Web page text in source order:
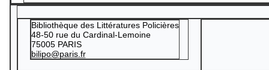
Bibliothèque des Littératures Policières
48-50 rue du Cardinal-Lemoine
75005 PARIS
bilipo@paris.fr